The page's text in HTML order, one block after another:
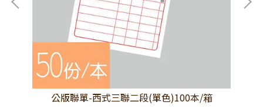
公版聯單-西式三聯二段(單色)100本/箱